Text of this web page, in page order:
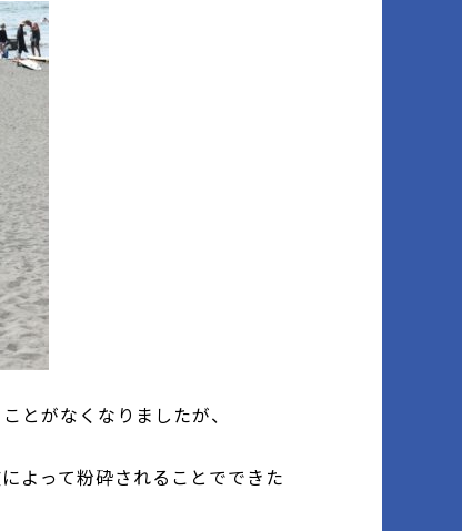
とがなくなりましたが、
よって粉砕されることでできた